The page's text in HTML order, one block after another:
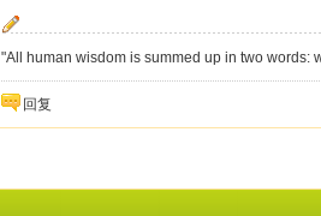
"All human wisdom is summed up in two words:
回复